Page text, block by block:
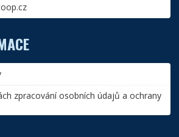
zpracování osobních údajů a ochrany